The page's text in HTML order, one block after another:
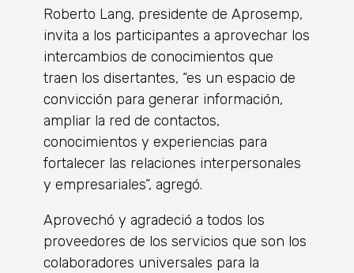
Roberto Lang, presidente de Aprosemp,
invita a los participantes a aprovechar los
intercambios de conocimientos que
traen los disertantes, “es un espacio de
convicción para generar información,
ampliar la red de contactos,
conocimientos y experiencias para
fortalecer las relaciones interpersonales
y empresariales”, agregó.
Aprovechó y agradeció a todos los
proveedores de los servicios que son los
colaboradores universales para la